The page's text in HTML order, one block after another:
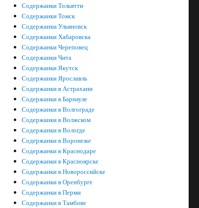
Содержанки Тольятти
Содержанки Томск
Содержанки Ульяновск
Содержанки Хабаровска
Содержанки Череповец
Содержанки Чита
Содержанки Якутск
Содержанки Ярославль
Содержанки в Астрахани
Содержанки в Барнауле
Содержанки в Волгограде
Содержанки в Волжском
Содержанки в Вологде
Содержанки в Воронеже
Содержанки в Краснодаре
Содержанки в Красноярске
Содержанки в Новороссийске
Содержанки в Оренбурге
Содержанки в Перми
Содержанки в Тамбове